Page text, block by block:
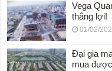
Vega
thắng lợi!
01/02/
Đại gia
mua